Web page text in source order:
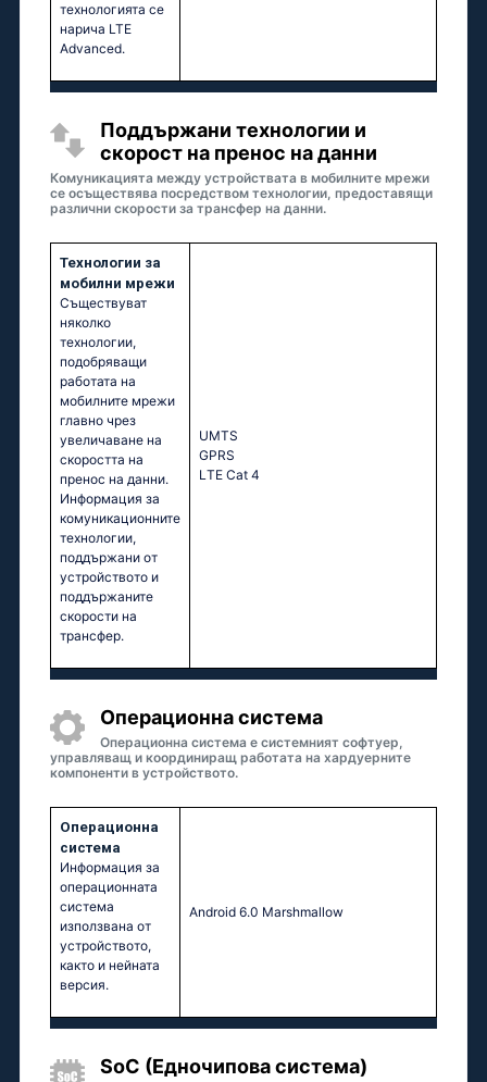
технологията се
нарича LTE
Advanced.
Поддържани технологии и
скорост на пренос на данни
Комуникацията между устройствата в мобилните мрежи
се осъществява посредством технологии, предоставящи
различни скорости за трансфер на данни.
Технологии за
мобилни мрежи
Съществуват
няколко
технологии,
подобряващи
работата на
мобилните мрежи
главно чрез
увеличаване на
скоростта на
пренос на данни.
Информация за
комуникационните
технологии,
поддържани от
устройството и
поддържаните
скорости на
трансфер.
UМТS
GРRS
LТЕ Саt 4
Операционна система
Операционна система е системният софтуер,
управляващ и координиращ работата на хардуерните
компоненти в устройството.
Операционна
система
Информация за
операционната
система
използвана от
устройството,
както и нейната
версия.
Аndrоid 6.0 Маrshmаllоw
SoC (Едночипова система)